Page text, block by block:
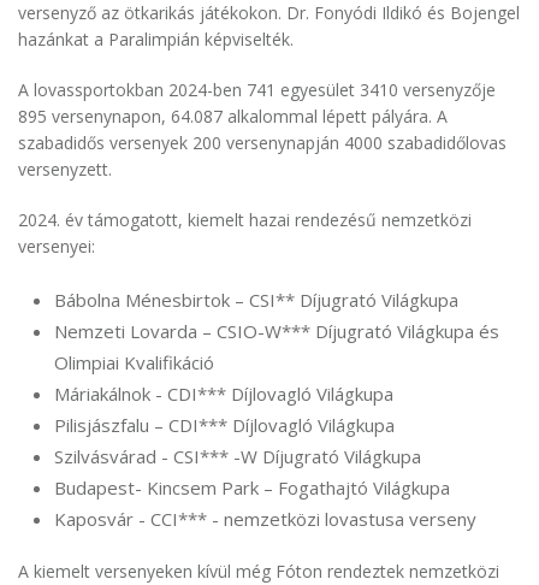
versenyző az ötkarikás játékokon. Dr. Fonyódi Ildikó és Bojengel
hazánkat a Paralimpián képviselték.
A lovassportokban 2024-ben 741 egyesület 3410 versenyzője
895 versenynapon, 64.087 alkalommal lépett pályára. A
szabadidős versenyek 200 versenynapján 4000 szabadidőlovas
versenyzett.
2024. év támogatott, kiemelt hazai rendezésű nemzetközi
versenyei:
Bábolna Ménesbirtok – CSI** Díjugrató Világkupa
Nemzeti Lovarda – CSIO-W*** Díjugrató Világkupa és
Olimpiai Kvalifikáció
Máriakálnok - CDI*** Díjlovagló Világkupa
Pilisjászfalu – CDI*** Díjlovagló Világkupa
Szilvásvárad - CSI*** -W Díjugrató Világkupa
Budapest- Kincsem Park – Fogathajtó Világkupa
Kaposvár - CCI*** - nemzetközi lovastusa verseny
A kiemelt versenyeken kívül még Fóton rendeztek nemzetközi